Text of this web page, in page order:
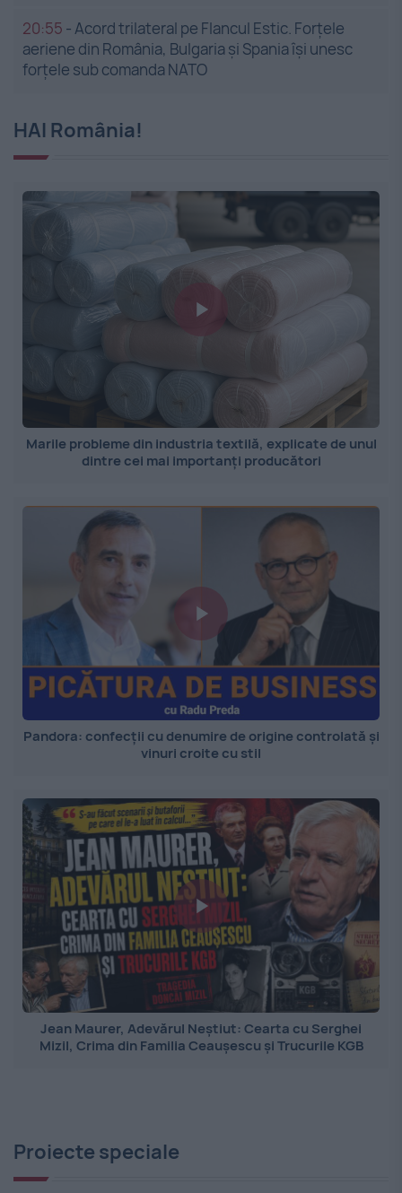
20:55 -Acord trilateral pe Flancul Estic. Forțele
aeriene din România, Bulgaria și Spania își unesc
forțele sub comanda NATO
HAI România!
Marile probleme din industria textilă, explicate de unul
dintre cei mai importanți producători
Pandora: confecții cu denumire de origine controlată și
vinuri croite cu stil
Jean Maurer, Adevărul Neștiut: Cearta cu Serghei
Mizil, Crima din Familia Ceaușescu și Trucurile KGB
Proiecte speciale